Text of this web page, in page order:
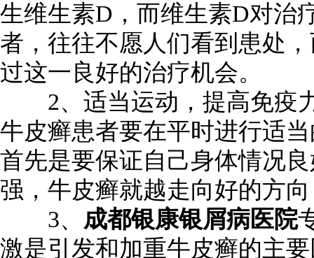
生维生素D，而维生素D对治
者，往往不愿人们看到患处
过这一良好的治疗机会。
2、适当运动，提高免疫
牛皮癣患者要在平时进行适
首先是要保证自己身体情况
强，牛皮癣就越走向好的方
3、 成都银康银屑病医院
激是引发和加重牛皮癣的主